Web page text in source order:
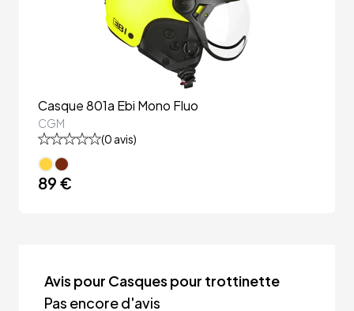
Casque 801a Ebi Mono Fluo
CGM
(0 avis)
89 €
Avis pour Casques pour trottinette
Pas encore d'avis